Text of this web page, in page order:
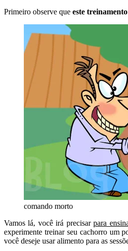
Primeiro observe que este
comando morto
Vamos lá, você irá precisarpara
experimente treinar seu cachorro um
você deseje usar alimento para as